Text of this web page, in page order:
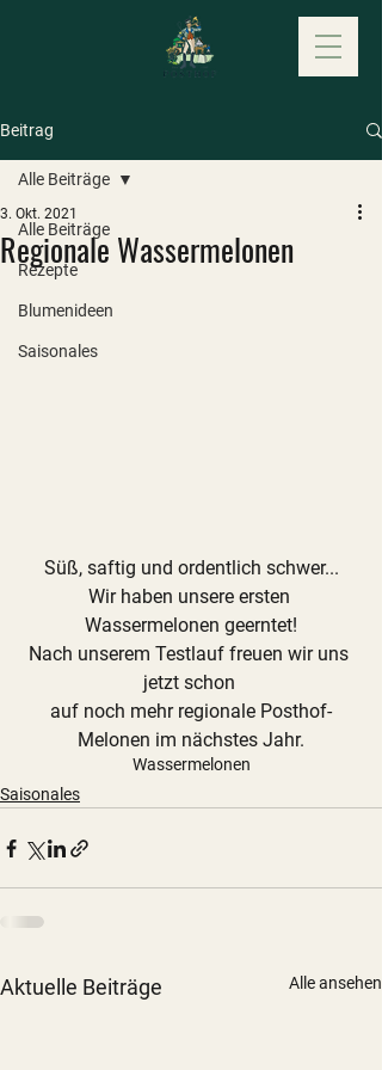
Beitrag
Alle Beiträge
Rezepte
Blumenideen
Saisonales
Alle Beiträge
Regionale Wassermelonen
3. Okt. 2021
Süß, saftig und ordentlich schwer...
Wir haben unsere ersten
Wassermelonen geerntet!
Nach unserem Testlauf freuen wir uns
jetzt schon
auf noch mehr regionale Posthof-
Melonen im nächstes Jahr.
Wassermelonen
Saisonales
Aktuelle Beiträge Alle ansehen